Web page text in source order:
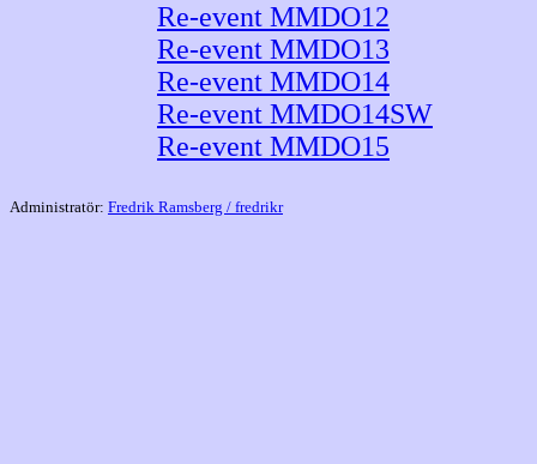
Re-event MMDO12
Re-event MMDO13
Re-event MMDO14
Re-event MMDO14SW
Re-event MMDO15
Administratör: Fredrik Ramsberg / fredrikr